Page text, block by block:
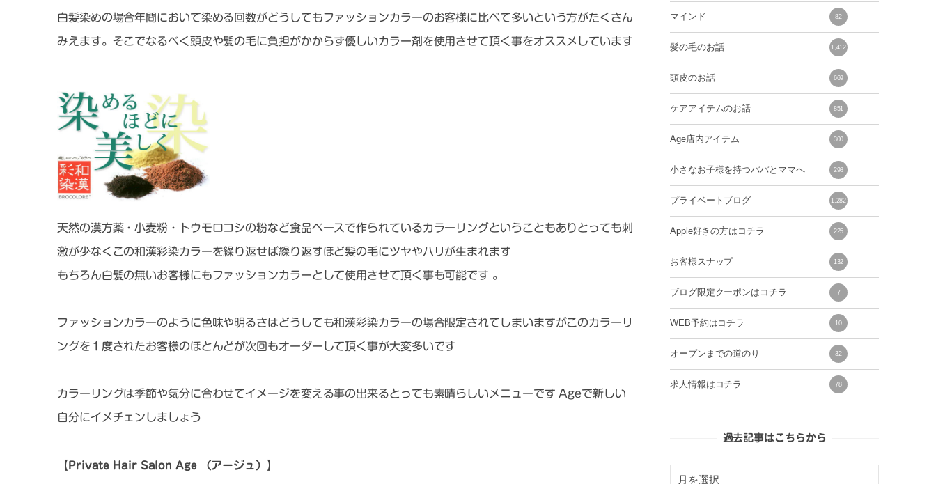
白髪染めの場合年間において染める回数がどうしてもファッションカラーのお客様に比べて多いという方がたくさん
みえます。そこでなるべく頭皮や髪の毛に負担がかからず優しいカラー剤を使用させて頂く事をオススメしています
天然の漢方薬・小麦粉・トウモロコシの粉など食品ベースで作られているカラーリングということもありとっても刺
激が少なくこの和漢彩染カラーを繰り返せば繰り返すほど髪の毛にツヤやハリが生まれます
もちろん白髪の無いお客様にもファッションカラーとして使用させて頂く事も可能です 。
ファッションカラーのように色味や明るさはどうしても和漢彩染カラーの場合限定されてしまいますがこのカラーリ
ングを１度されたお客様のほとんどが次回もオーダーして頂く事が大変多いです
カラーリングは季節や気分に合わせてイメージを変える事の出来るとっても素晴らしいメニューです Ageで新しい
自分にイメチェンしましょう
【Private Hair Salon Age （アージュ）】
マインド 82
髪の毛のお話 1,412
頭皮のお話 669
ケアアイテムのお話 851
Age店内アイテム 300
小さなお子様を持つパパとママへ 298
プライベートブログ 1,282
Apple好きの方はコチラ 225
お客様スナップ 132
ブログ限定クーポンはコチラ 7
WEB予約はコチラ 10
オープンまでの道のり 32
求人情報はコチラ 78
過去記事はこちらから